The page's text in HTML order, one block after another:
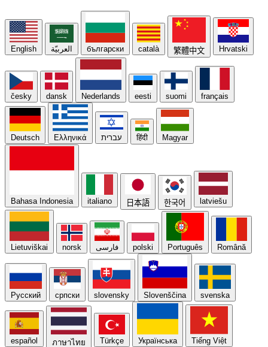
English العربيّة български català 繁體中文 Hrvatski
česky dansk Nederlands eesti suomi français
Deutsch Ελληνικά עברית हिंदी Magyar
Bahasa Indonesia italiano 日本語 한국어 latviešu
Lietuviškai norsk فارسی polski Português Română
Русский српски slovensky Slovenščina svenska
español ภาษาไทย Türkçe Українська Tiếng Việt